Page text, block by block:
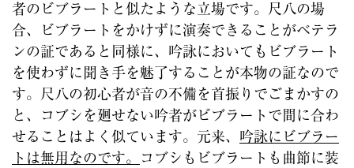
者のビブラートと似たような立場です。尺八の場
合、ビブラートをかけずに演奏できることがベテラ
ンの証であると同様に、吟詠においてもビブラート
を使わずに聞き手を魅了することが本物の証なので
す。尺八の初心者が音の不備を首振りでごまかすの
と、コブシを廻せない吟者がビブラートで間に合わ
せることはよく似ています。元来、 吟詠にビブラー
トは無用なのです。
コブシもビブラートも曲節に装